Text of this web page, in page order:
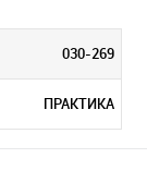
030-269
ПРАКТИКА